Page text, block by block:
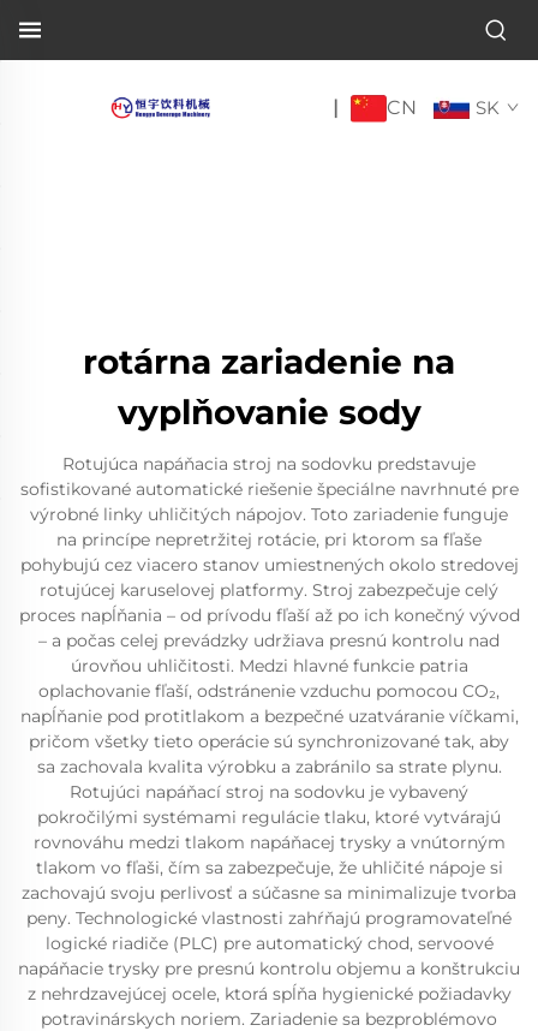
| CN SK
rotárna zariadenie na
vyplňovanie sody
Rotujúca napáňacia stroj na sodovku predstavuje
sofistikované automatické riešenie špeciálne navrhnuté pre
výrobné linky uhličitých nápojov. Toto zariadenie funguje
na princípe nepretržitej rotácie, pri ktorom sa fľaše
pohybujú cez viacero stanov umiestnených okolo stredovej
rotujúcej karuselovej platformy. Stroj zabezpečuje celý
proces napĺňania – od prívodu fľaší až po ich konečný vývod
– a počas celej prevádzky udržiava presnú kontrolu nad
úrovňou uhličitosti. Medzi hlavné funkcie patria
oplachovanie fľaší, odstránenie vzduchu pomocou CO₂,
napĺňanie pod protitlakom a bezpečné uzatváranie víčkami,
pričom všetky tieto operácie sú synchronizované tak, aby
sa zachovala kvalita výrobku a zabránilo sa strate plynu.
Rotujúci napáňací stroj na sodovku je vybavený
pokročilými systémami regulácie tlaku, ktoré vytvárajú
rovnováhu medzi tlakom napáňacej trysky a vnútorným
tlakom vo fľaši, čím sa zabezpečuje, že uhličité nápoje si
zachovajú svoju perlivosť a súčasne sa minimalizuje tvorba
peny. Technologické vlastnosti zahŕňajú programovateľné
logické riadiče (PLC) pre automatický chod, servoové
napáňacie trysky pre presnú kontrolu objemu a konštrukciu
z nehrdzavejúcej ocele, ktorá spĺňa hygienické požiadavky
potravinárskych noriem. Zariadenie sa bezproblémovo